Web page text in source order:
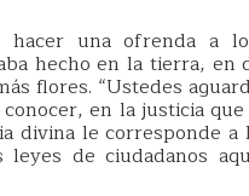
una ofrenda a
hecho en la tierra, en
flores. “Ustedes
en la justicia
divina le corresponde a
leyes de ciudadanos